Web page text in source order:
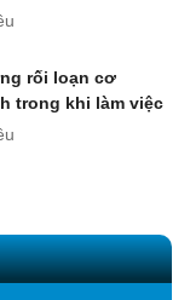
rối loạn cơ
trong khi làm việc